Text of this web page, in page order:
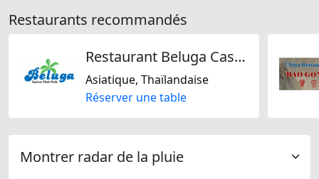
Restaurants recommandés
Restaurant Beluga Castello
Asiatique, Thaïlandaise
Réserver une table
Montrer radar de la pluie